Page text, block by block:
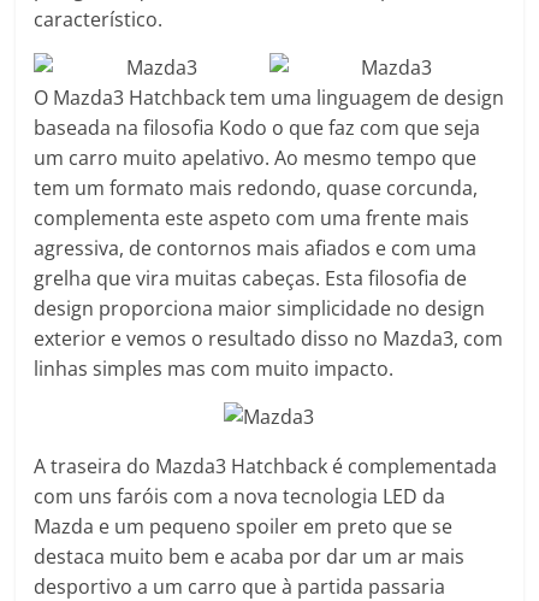
característico.
O Mazda3 Hatchback tem uma linguagem de design
baseada na filosofia Kodo o que faz com que seja
um carro muito apelativo. Ao mesmo tempo que
tem um formato mais redondo, quase corcunda,
complementa este aspeto com uma frente mais
agressiva, de contornos mais afiados e com uma
grelha que vira muitas cabeças. Esta filosofia de
design proporciona maior simplicidade no design
exterior e vemos o resultado disso no Mazda3, com
linhas simples mas com muito impacto.
A traseira do Mazda3 Hatchback é complementada
com uns faróis com a nova tecnologia LED da
Mazda e um pequeno spoiler em preto que se
destaca muito bem e acaba por dar um ar mais
desportivo a um carro que à partida passaria